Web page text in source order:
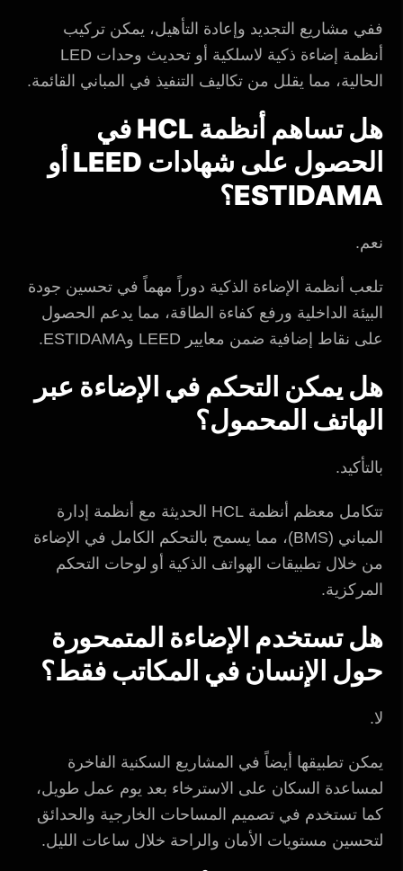
ففي مشاريع التجديد وإعادة التأهيل، يمكن تركيب
أنظمة إضاءة ذكية لاسلكية أو تحديث وحدات LED
الحالية، مما يقلل من تكاليف التنفيذ في المباني القائمة.
هل تساهم أنظمة HCL في
الحصول على شهادات LEED أو
ESTIDAMA؟
نعم.
تلعب أنظمة الإضاءة الذكية دوراً مهماً في تحسين جودة
البيئة الداخلية ورفع كفاءة الطاقة، مما يدعم الحصول
على نقاط إضافية ضمن معايير LEED وESTIDAMA.
هل يمكن التحكم في الإضاءة عبر
الهاتف المحمول؟
بالتأكيد.
تتكامل معظم أنظمة HCL الحديثة مع أنظمة إدارة
المباني (BMS)، مما يسمح بالتحكم الكامل في الإضاءة
من خلال تطبيقات الهواتف الذكية أو لوحات التحكم
المركزية.
هل تستخدم الإضاءة المتمحورة
حول الإنسان في المكاتب فقط؟
لا.
يمكن تطبيقها أيضاً في المشاريع السكنية الفاخرة
لمساعدة السكان على الاسترخاء بعد يوم عمل طويل،
كما تستخدم في تصميم المساحات الخارجية والحدائق
لتحسين مستويات الأمان والراحة خلال ساعات الليل.